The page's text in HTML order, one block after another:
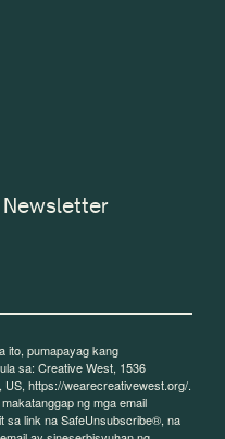
Newsletter
ito, pumapayag kang
sa: Creative West, 1536
https://wearecreativewest.org/.
ng mga email
sa link na SafeUnsubscribe®, na